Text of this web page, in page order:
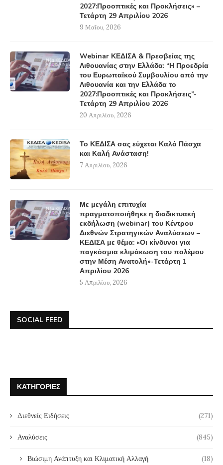
2027:Προοπτικές και Προκλήσεις» –
Τετάρτη 29 Απριλίου 2026
9 Μαΐου, 2026
Webinar ΚΕΔΙΣΑ & Πρεσβείας της
Λιθουανίας στην Ελλάδα: “Η Προεδρία
του Ευρωπαϊκού Συμβουλίου από την
Λιθουανία και την Ελλάδα το
2027:Προοπτικές και Προκλήσεις”-
Τετάρτη 29 Απριλίου 2026
20 Απριλίου, 2026
Το ΚΕΔΙΣΑ σας εύχεται Καλό Πάσχα
και Καλή Ανάσταση!
7 Απριλίου, 2026
Με μεγάλη επιτυχία
πραγματοποιήθηκε η διαδικτυακή
εκδήλωση (webinar) του Κέντρου
Διεθνών Στρατηγικών Αναλύσεων –
ΚΕΔΙΣΑ με θέμα: «Οι κίνδυνοι για
παγκόσμια κλιμάκωση του πολέμου
στην Μέση Ανατολή»-Τετάρτη 1
Απριλίου 2026
5 Απριλίου, 2026
SOCIAL FEED
ΚΑΤΗΓΟΡΊΕΣ
Διεθνείς Ειδήσεις (271)
Αναλύσεις (845)
Βιώσιμη Ανάπτυξη και Κλιματική Αλλαγή (18)